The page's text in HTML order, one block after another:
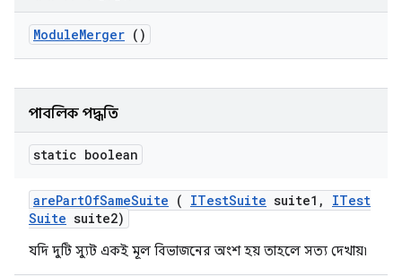
ModuleMerger ()
পাবলিক পদ্ধতি
static boolean
arePartOfSameSuite ( ITestSuite suite1 ,
ITest
Suite suite2)
যদি দুটি স্যুট একই মূল বিভাজনের অংশ হয় তাহলে সত্য দেখায়৷